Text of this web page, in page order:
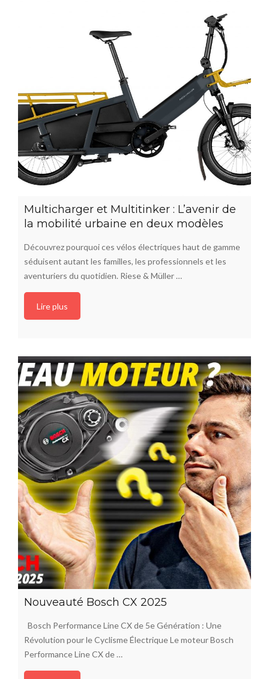
Multicharger et Multitinker : L’avenir de
la mobilité urbaine en deux modèles
Découvrez pourquoi ces vélos électriques haut de gamme
séduisent autant les familles, les professionnels et les
aventuriers du quotidien. Riese & Müller …
Lire plus
Nouveauté Bosch CX 2025
Bosch Performance Line CX de 5e Génération : Une
Révolution pour le Cyclisme Électrique Le moteur Bosch
Performance Line CX de …